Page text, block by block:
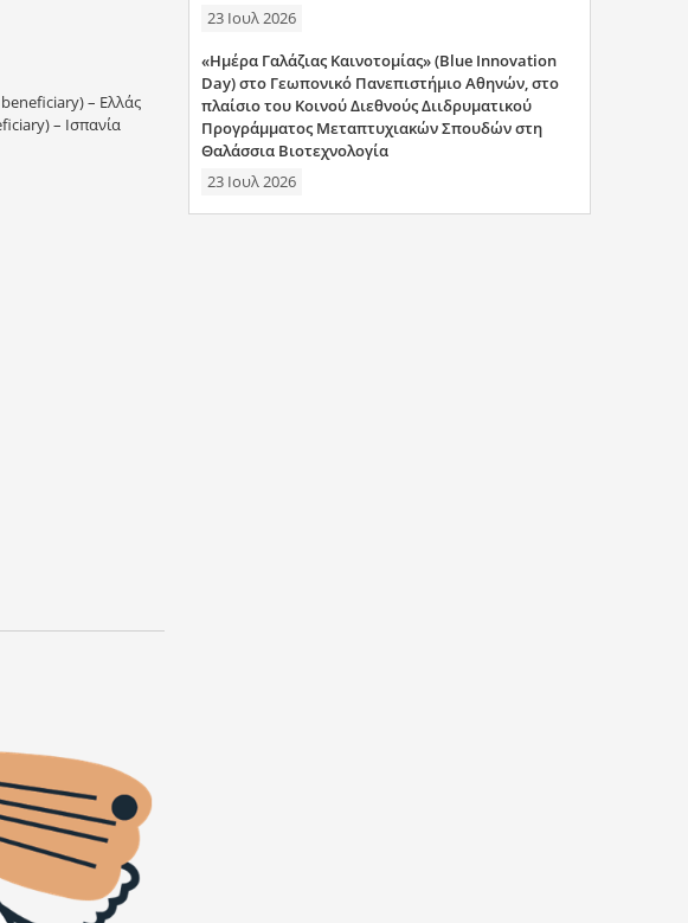
– Ελλάς
– Ισπανία
23 Ιουλ 2026
«Ημέρα Γαλάζιας Καινοτομίας» (Blue Innovation
Day) στο Γεωπονικό Πανεπιστήμιο Αθηνών, στο
πλαίσιο του Κοινού Διεθνούς Διιδρυματικού
Προγράμματος Μεταπτυχιακών Σπουδών στη
Θαλάσσια Βιοτεχνολογία
23 Ιουλ 2026